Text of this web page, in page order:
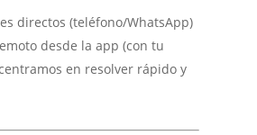
directos (teléfono/WhatsApp)
desde la app (con tu
en resolver rápido y